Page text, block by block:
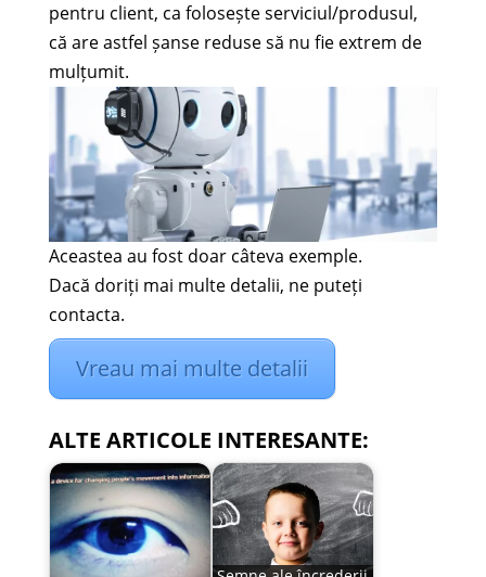
pentru client, ca folosește serviciul/produsul,
că are astfel șanse reduse să nu fie extrem de
mulțumit.
Aceastea au fost doar câteva exemple.
Dacă doriți mai multe detalii, ne puteți
contacta.
Vreau mai multe detalii
ALTE ARTICOLE INTERESANTE: